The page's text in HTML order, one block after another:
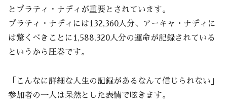
とプラティ・ナディが重要とされています。
プラティ・ナディには132,360人分、アーキャ・ナディに
は驚くべきことに1,588,320人分の運命が記録されている
というから圧巻です。
「こんなに詳細な人生の記録があるなんて信じられない」
参加者の一人は呆然とした表情で呟きます。